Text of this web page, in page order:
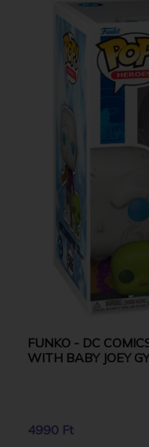
FUNKO - DC
WITH BABY JOEY
4990 Ft